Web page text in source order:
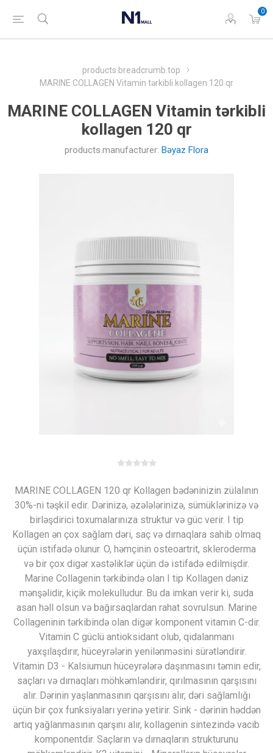
0
products.breadcrumb.top
MARINE COLLAGEN Vitamin tərkibli kollagen 120 qr
MARINE COLLAGEN Vitamin tərkibli
kollagen 120 qr
products.manufacturer: Bəyaz Flora
MARINE COLLAGEN 120 qr Kollagen bədəninizin zülalının
30%-ni təşkil edir. Dərinizə, əzələlərinizə, sümüklərinizə və
birləşdirici toxumalarınıza struktur və güc verir. I tip
Kollagen ən çox sağlam dəri, saç və dırnaqlara sahib olmaq
üçün istifadə olunur. O, həmçinin osteoartrit, skleroderma
və bir çox digər xəstəliklər üçün də istifadə edilmişdir.
Marine Collagenin tərkibində olan I tip Kollagen dəniz
mənşəlidir, kiçik molekulludur. Bu da imkan verir ki, suda
asan həll olsun və bağırsaqlardan rahat sovrulsun. Marine
Collageninin tərkibində olan digər komponent vitamin C-dir.
Vitamin C güclü antioksidant olub, qidalanmanı
yaxşılaşdırır, hüceyrələrin yenilənməsini sürətləndirir.
Vitamin D3 - Kalsiumun hüceyrələrə daşınmasını təmin edir,
saçları və dırnaqları möhkəmləndirir, qırılmasının qarşısını
alır. Dərinin yaşlanmasının qarşısını alır, dəri sağlamlığı
üçün bir çox funksiyaları yerinə yetirir. Sink - dərinin həddən
artıq yağlanmasının qarşını alır, kollagenin sintezində vacib
komponentdir. Saçların və dırnaqların strukturunu